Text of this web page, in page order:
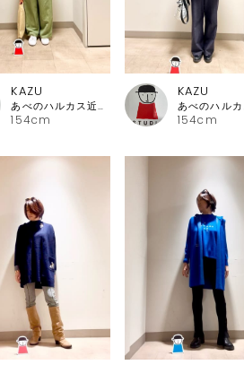
154cm
KAZU
あべのハルカス近鉄本店 ピッコーネ
154cm
KAZU